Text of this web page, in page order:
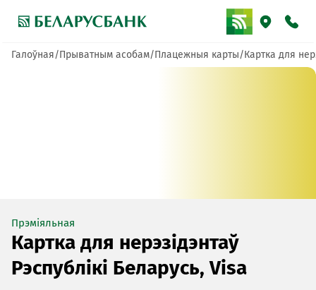
Галоўная Прыватным асобам Плацежныя карты Картка для
Прэміяльная
Картка для нерэзідэнтаў
Рэспублікі Беларусь, Visa